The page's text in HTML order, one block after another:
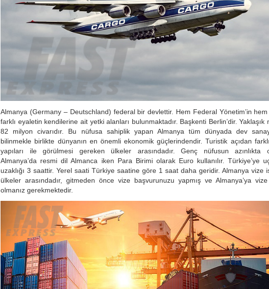
Almanya (Germany – Deutschland) federal bir devlettir. Hem Federal Yönetim’in
farklı eyaletin kendilerine ait yetki alanları bulunmaktadır. Başkenti Berlin’dir. Yaklaşık
82 milyon civarıdır. Bu nüfusa sahiplik yapan Almanya tüm dünyada dev
bilinmekle birlikte dünyanın en önemli ekonomik güçlerindendir. Turistik açıdan
yapıları ile görülmesi gereken ülkeler arasındadır. Genç nüfusun azınlıkta
Almanya’da resmi dil Almanca iken Para Birimi olarak Euro kullanılır. Türkiye’ye
uzaklığı 3 saattir. Yerel saati Türkiye saatine göre 1 saat daha geridir. Almanya vize
ülkeler arasındadır, gitmeden önce vize başvurunuzu yapmış ve Almanya’ya vize
olmanız gerekmektedir.